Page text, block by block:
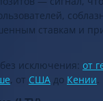
— сигнал,
ставкам и
исключения:от
до